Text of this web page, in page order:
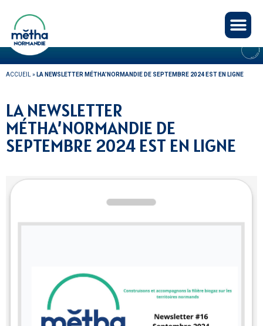
ACCUEIL» LA NEWSLETTER MÉTHA’NORMANDIE DE SEPTEMBRE 2024 EST EN LIGNE
LA NEWSLETTER
MÉTHA’NORMANDIE DE
SEPTEMBRE 2024 EST EN LIGNE